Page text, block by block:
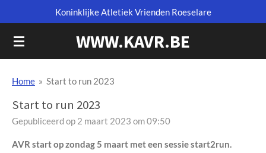
direct
naar
WWW.KAVR.BE
Koninklijke Atletiek Vrienden Roeselare
Home » Start to run 2023
Start to run 2023
Gepubliceerd op 2 maart 2023 om 09:50
AVR start op zondag 5 maart met een sessie start2run.